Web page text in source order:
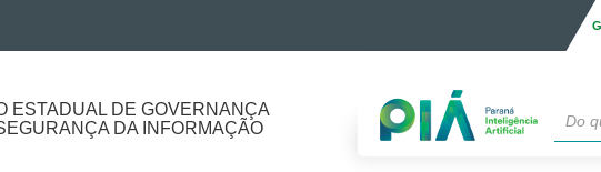
ESTADUAL DE GOVERNANÇA
DA INFORMAÇÃO